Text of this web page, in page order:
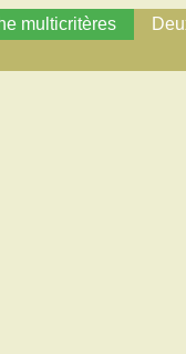
multicritères